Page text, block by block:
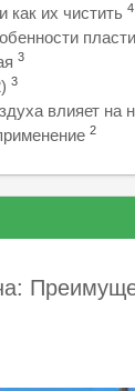
как их чистить 4
3
3
влияет на
2